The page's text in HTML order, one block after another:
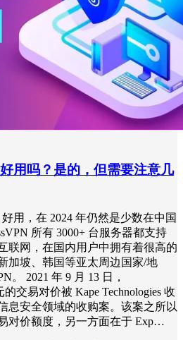
用吗？是的，但需要注意几
用，在 2024 年仍然是少数在中国
所有 3000+ 台服务器都支持
联网，在国内用户中拥有着很高的
加坡、韩国等亚太周边国家/地
。 2021 年 9 月 13 日，
交易对价被 Kape Technologies 收
息安全领域的收购案。该案之所以
对价额度，另一方面在于 Exp…